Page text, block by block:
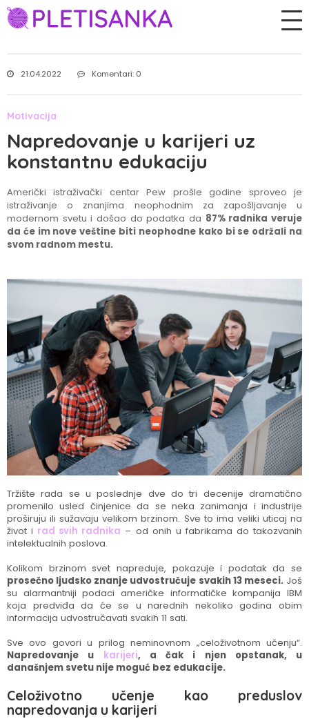
21.04.2022 Komentari: 0
Motivacija
Napredovanje u karijeri uz
konstantnu edukaciju
Američki istraživački centar Pew prošle godine sproveo je
istraživanje o znanjima neophodnim za zapošljavanje u
modernom svetu i došao do podatka da 87% radnika veruje
da će im nove veštine biti neophodne kako bi se održali na
svom radnom mestu.
Tržište rada se u poslednje dve do tri decenije dramatično
promenilo usled činjenice da se neka zanimanja i industrije
proširuju ili sužavaju velikom brzinom. Sve to ima veliki uticaj na
život i rad svih radnika – od onih u fabrikama do takozvanih
intelektualnih poslova.
Kolikom brzinom svet napreduje, pokazuje i podatak da se
prosečno ljudsko znanje udvostručuje svakih 13 meseci. Još
su alarmantniji podaci američke informatičke kompanija IBM
koja predviđa da će se u narednih nekoliko godina obim
informacija udvostručavati svakih 11 sati.
Sve ovo govori u prilog neminovnom „celoživotnom učenju“.
Napredovanje u karijeri, a čak i njen opstanak, u
današnjem svetu nije moguć bez edukacije.
Celoživotno učenje kao preduslov
napredovanja u karijeri